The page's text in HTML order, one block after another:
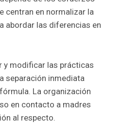
centran en normalizar la
abordar las diferencias en
y modificar las prácticas
separación inmediata
La organización
en contacto a madres
al respecto.